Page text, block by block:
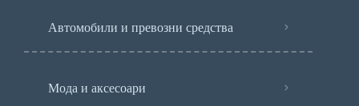
Автомобили и превозни средства
Мода и аксесоари